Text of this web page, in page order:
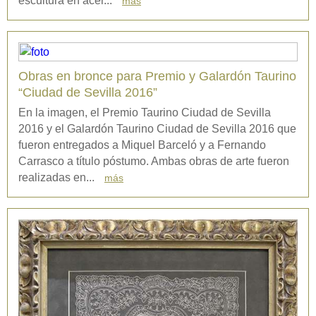
Obras en bronce para Premio y Galardón Taurino
“Ciudad de Sevilla 2016”
En la imagen, el Premio Taurino Ciudad de Sevilla
2016 y el Galardón Taurino Ciudad de Sevilla 2016 que
fueron entregados a Miquel Barceló y a Fernando
Carrasco a título póstumo. Ambas obras de arte fueron
realizadas en...
más